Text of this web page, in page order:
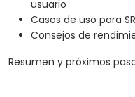
usuario
Casos de uso para
Consejos de
Resumen y próximos